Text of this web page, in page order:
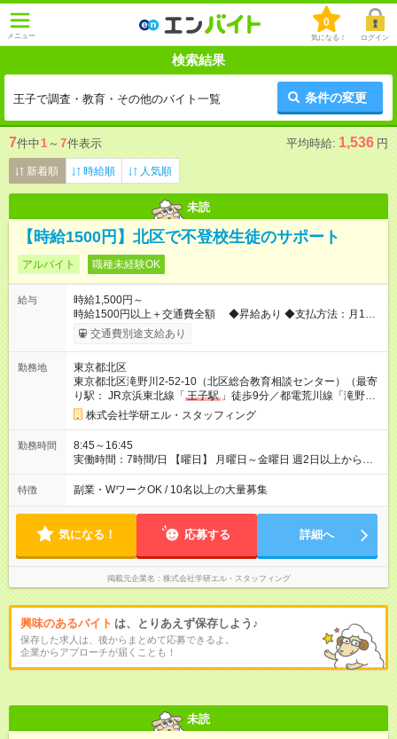
メニュー
0
気になる！ ログイン
検索結果
王子で調査・教育・その他のバイト一覧 条件の変更
7件中1 ～ 7件表示 平均時給: 1,536 円
新着順 時給順 人気順
未読
【時給1500円】北区で不登校生徒のサポート
アルバイト 職種未経験OK
給与
時給1,500円～
時給1500円以上＋交通費全額 ◆昇給あり ◆支払方法：月1回
【試用期間】試用期間なし
交通費別途支給あり
勤務地
東京都北区
東京都北区滝野川2-52-10（北区総合教育相談センター）（最寄
り駅： JR京浜東北線「 王子駅 」徒歩9分／都電荒川線「滝野川
一丁目」徒歩9分）
株式会社学研エル・スタッフィング
勤務時間
8:45～16:45
実働時間：7時間/日 【曜日】 月曜日～金曜日 週2日以上から応
相談 【時間】 8:45～16:45 ※残業無し ※1日5時間～応募可
特徴 副業・WワークOK / 10名以上の大量募集
気になる！ 応募する 詳細へ
掲載元企業名 株式会社学研エル・スタッフィング
興味のあるバイト は、とりあえず保存しよう♪
保存した求人は、後からまとめて応募できるよ。
企業からアプローチが届くことも！
未読